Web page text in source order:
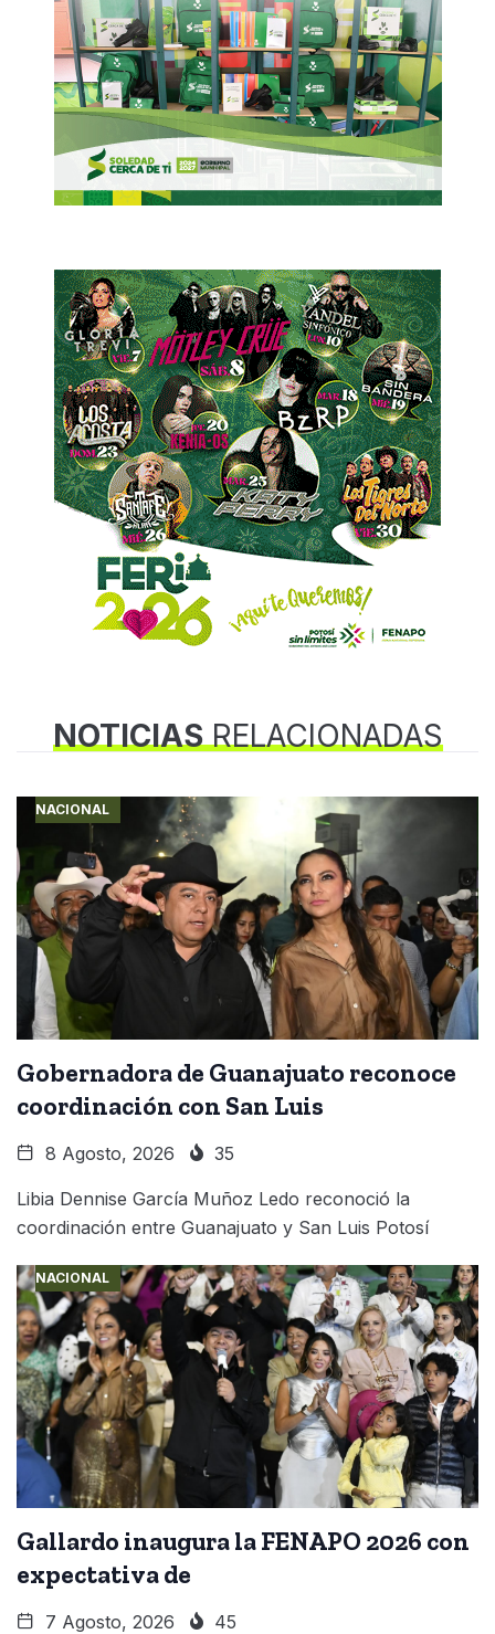
NOTICIASRELACIONADAS
NACIONAL
Gobernadora de Guanajuato reconoce
coordinación con San Luis
8 Agosto, 2026 35
Libia Dennise García Muñoz Ledo reconoció la
coordinación entre Guanajuato y San Luis Potosí
NACIONAL
Gallardo inaugura la FENAPO 2026 con
expectativa de
7 Agosto, 2026 45